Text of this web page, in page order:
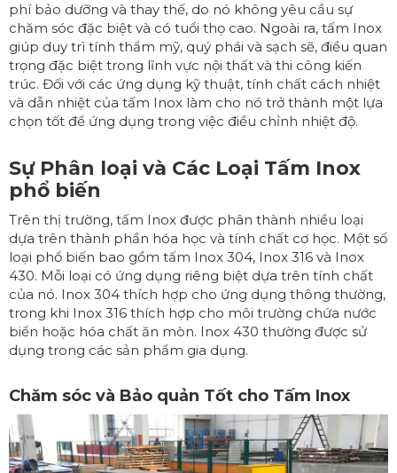
phí bảo dưỡng và thay thế, do nó không yêu cầu sự
chăm sóc đặc biệt và có tuổi thọ cao. Ngoài ra, tấm Inox
giúp duy trì tính thẩm mỹ, quý phái và sạch sẽ, điều quan
trọng đặc biệt trong lĩnh vực nội thất và thi công kiến
trúc. Đối với các ứng dụng kỹ thuật, tính chất cách nhiệt
và dẫn nhiệt của tấm Inox làm cho nó trở thành một lựa
chọn tốt để ứng dụng trong việc điều chỉnh nhiệt độ.
Sự Phân loại và Các Loại Tấm Inox
phổ biến
Trên thị trường, tấm Inox được phân thành nhiều loại
dựa trên thành phần hóa học và tính chất cơ học. Một số
loại phổ biến bao gồm tấm Inox 304, Inox 316 và Inox
430. Mỗi loại có ứng dụng riêng biệt dựa trên tính chất
của nó. Inox 304 thích hợp cho ứng dụng thông thường,
trong khi Inox 316 thích hợp cho môi trường chứa nước
biển hoặc hóa chất ăn mòn. Inox 430 thường được sử
dụng trong các sản phẩm gia dụng.
Chăm sóc và Bảo quản Tốt cho Tấm Inox